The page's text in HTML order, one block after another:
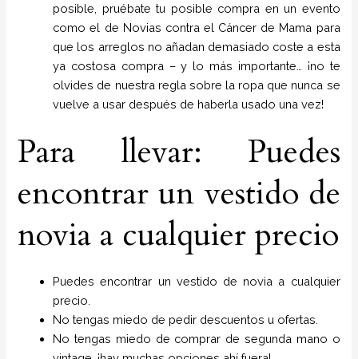
posible, pruébate tu posible compra en un evento
como el de Novias contra el Cáncer de Mama para
que los arreglos no añadan demasiado coste a esta
ya costosa compra – y lo más importante… ¡no te
olvides de nuestra regla sobre la ropa que nunca se
vuelve a usar después de haberla usado una vez!
Para llevar: Puedes
encontrar un vestido de
novia a cualquier precio
Puedes encontrar un vestido de novia a cualquier
precio.
No tengas miedo de pedir descuentos u ofertas.
No tengas miedo de comprar de segunda mano o